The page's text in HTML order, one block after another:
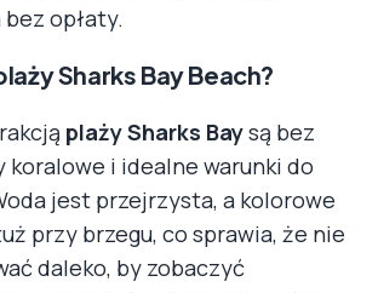
opłaty.
Sharks Bay Beach?
plaży Sharks Baysą bez
i idealne warunki do
jest przejrzysta, a kolorowe
przy brzegu, co sprawia, że nie
daleko, by zobaczyć